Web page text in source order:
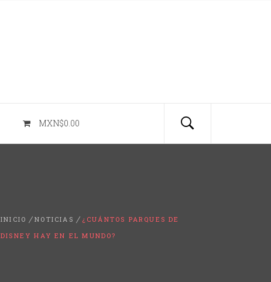
MXN$0.00
INICIO NOTICIAS
¿CUÁNTOS PARQUES DE
DISNEY HAY EN EL MUNDO?